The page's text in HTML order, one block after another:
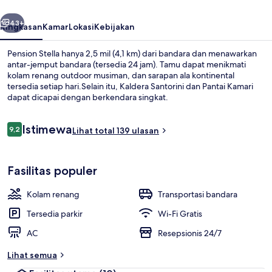
Berikutnya
43+
RingkasanKamarLokasiKebijakan
Pension Stella hanya 2,5 mil (4,1 km) dari bandara dan menawarkan
antar-jemput bandara (tersedia 24 jam). Tamu dapat menikmati
kolam renang outdoor musiman, dan sarapan ala kontinental
tersedia setiap hari.Selain itu, Kaldera Santorini dan Pantai Kamari
dapat dicapai dengan berkendara singkat.
Ulasan
9,29,2 dari 10
IstimewaLihat total 139 ulasan
Fasilitas populer
Kolam renang
Transportasi bandara
Tersedia parkir
Wi-Fi Gratis
AC
Resepsionis 24/7
Lihat semua